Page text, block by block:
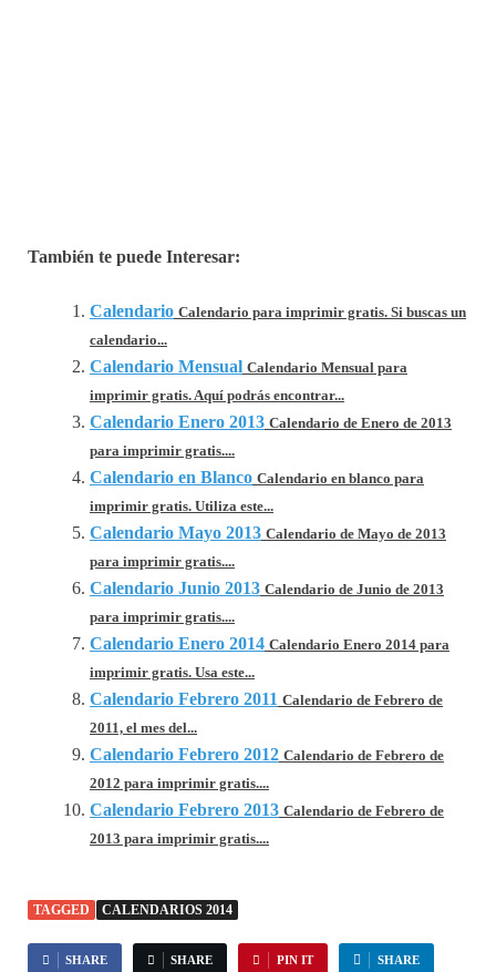
También te puede Interesar:
Calendario Calendario para imprimir gratis. Si buscas un
calendario...
Calendario Mensual Calendario Mensual para
imprimir gratis. Aquí podrás encontrar...
Calendario Enero 2013 Calendario de Enero de 2013
para imprimir gratis....
Calendario en Blanco Calendario en blanco para
imprimir gratis. Utiliza este...
Calendario Mayo 2013 Calendario de Mayo de 2013
para imprimir gratis....
Calendario Junio 2013 Calendario de Junio de 2013
para imprimir gratis....
Calendario Enero 2014 Calendario Enero 2014 para
imprimir gratis. Usa este...
Calendario Febrero 2011 Calendario de Febrero de
2011, el mes del...
Calendario Febrero 2012 Calendario de Febrero de
2012 para imprimir gratis....
Calendario Febrero 2013 Calendario de Febrero de
2013 para imprimir gratis....
TAGGED CALENDARIOS 2014
SHARE SHARE PIN IT SHARE